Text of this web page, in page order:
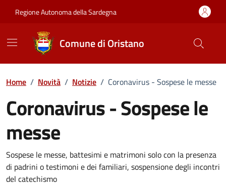
Regione Autonoma della Sardegna
Comune di Oristano
Home / Novità / Notizie / Coronavirus - Sospese le messe
Coronavirus - Sospese le
messe
Dettagli della notizia
Sospese le messe, battesimi e matrimoni solo con la presenza
di padrini o testimoni e dei familiari, sospensione degli incontri
del catechismo